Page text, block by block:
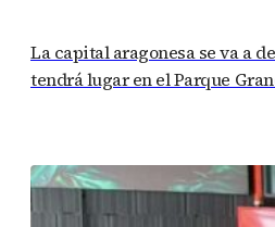
La capital aragonesa se va a
tendrá lugar en el Parque